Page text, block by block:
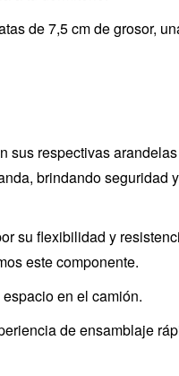
de 7,5 cm de grosor,
sus respectivas
brindando seguridad
su flexibilidad y
este componente.
en el camión.
de ensamblaje